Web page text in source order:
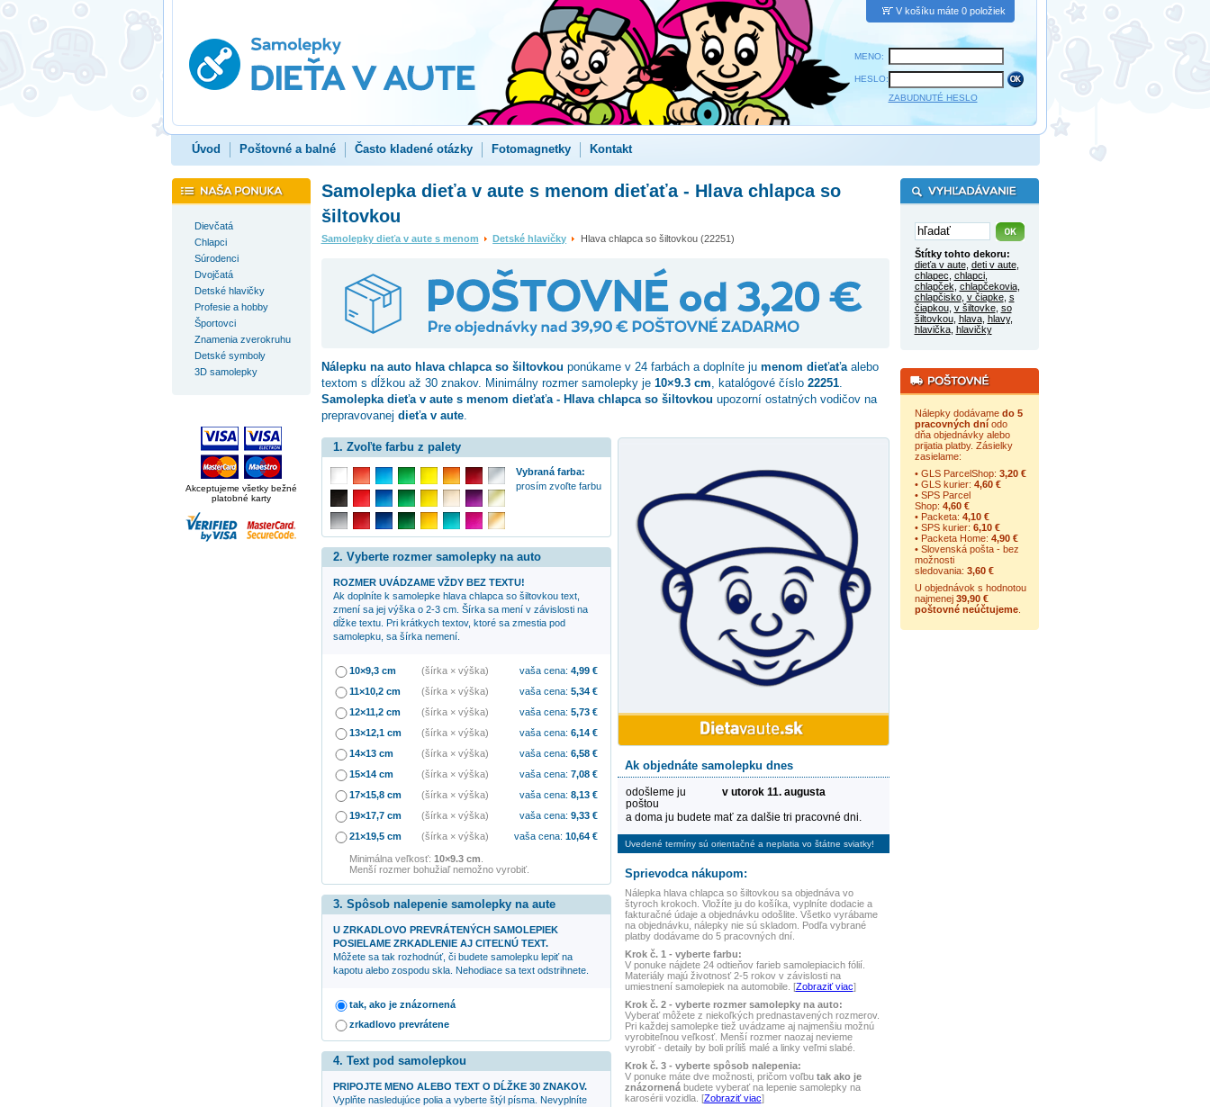
V košíku máte 0 položiek
MENO:
HESLO:
ZABUDNUTÉ HESLO
Úvod Poštovné a balné Často kladené otázky Fotomagnetky Kontakt
Dievčatá
Chlapci
Súrodenci
Dvojčatá
Detské hlavičky
Profesie a hobby
Športovci
Znamenia zverokruhu
Detské symboly
3D samolepky
Akceptujeme všetky bežné
platobné karty
Samolepka dieťa v aute s menom dieťaťa - Hlava chlapca so
šiltovkou
Samolepky dieťa v aute s menom Detské hlavičky Hlava chlapca so šiltovkou (22251)
Nálepku na auto hlava chlapca so šiltovkou ponúkame v 24 farbách a doplníte ju menom dieťaťaalebo
textom s dĺžkou až 30 znakov. Minimálny rozmer samolepky je 10×9.3 cm, katalógové číslo 22251.
Samolepka dieťa v aute s menom dieťaťa - Hlava chlapca so šiltovkou upozorní ostatných vodičov na
prepravovanej dieťa v aute.
Ak objednáte samolepku dnes
odošleme ju
poštou
v utorok 11. augusta
a doma ju budete mať za dalšie tri pracovné dni.
Uvedené termíny sú orientačné a neplatia vo štátne sviatky!
Sprievodca nákupom:
Nálepka hlava chlapca so šiltovkousa objednáva vo
štyroch krokoch. Vložíte ju do košíka, vyplníte dodacie a
fakturačné údaje a objednávku odošlite. Všetko vyrábame
na objednávku, nálepky nie sú skladom. Podľa vybrané
platby dodávame do 5 pracovných dní.
Krok č. 1 - vyberte farbu:
V ponuke nájdete 24 odtieňov farieb samolepiacich fólií.
Materiály majú životnosť 2-5 rokov v závislosti na
umiestnení samolepiek na automobile. [Zobraziť viac]
Krok č. 2 - vyberte rozmer samolepky na auto:
Vyberať môžete z niekoľkých prednastavených rozmerov.
Pri každej samolepke tiež uvádzame aj najmenšiu možnú
vyrobiteľnou veľkosť. Menší rozmer naozaj nevieme
vyrobiť - detaily by boli príliš malé a linky veľmi slabé.
Krok č. 3 - vyberte spôsob nalepenia:
V ponuke máte dve možnosti, pričom voľbu tak ako je
znázornená budete vyberať na lepenie samolepky na
karosérii vozidla. [Zobraziť viac]
1. Zvoľte farbu z palety
Vybraná farba:
prosím zvoľte farbu
2. Vyberte rozmer samolepky na auto
ROZMER UVÁDZAME VŽDY BEZ TEXTU!
Ak doplníte k samolepke hlava chlapca so šiltovkoutext,
zmení sa jej výška o 2-3 cm. Šírka sa mení v závislosti na
dĺžke textu. Pri krátkych textov, ktoré sa zmestia pod
samolepku, sa šírka nemení.
10×9,3 cm (šírka × výška) vaša cena: 4,99€
11×10,2 cm
(šírka × výška) vaša cena: 5,34€
12×11,2 cm
(šírka × výška) vaša cena: 5,73€
13×12,1 cm
(šírka × výška) vaša cena: 6,14€
14×13 cm
(šírka × výška) vaša cena: 6,58€
15×14 cm
(šírka × výška) vaša cena: 7,08€
17×15,8 cm
(šírka × výška) vaša cena: 8,13€
19×17,7 cm
(šírka × výška) vaša cena: 9,33€
21×19,5 cm
(šírka × výška) vaša cena: 10,64€
Minimálna veľkosť: 10×9.3 cm.
Menší rozmer bohužiaľ nemožno vyrobiť.
3. Spôsob nalepenie samolepky na aute
U ZRKADLOVO PREVRÁTENÝCH SAMOLEPIEK
POSIELAME ZRKADLENIE AJ CITEĽNÚ TEXT.
Môžete sa tak rozhodnúť, či budete samolepku lepiť na
kapotu alebo zospodu skla. Nehodiace sa text odstrihnete.
tak, ako je znázornená
zrkadlovo prevrátene
4. Text pod samolepkou
PRIPOJTE MENO ALEBO TEXT O DĹŽKE 30 ZNAKOV.
Vyplňte nasledujúce polia a vyberte štýl písma. Nevyplníte
Štítky tohto dekoru:
dieťa v aute, deti v aute,
chlapec chlapci,
chlapček chlapčekovia,
chlapčisko, v čiapke, s
čiapkou, v šiltovke, so
šiltovkou, hlava, hlavy,
hlavička, hlavičky
Nálepky dodávame do 5
pracovných dníodo
dňa objednávky alebo
prijatia platby. Zásielky
zasielame:
• GLS ParcelShop: 3,20 €
• GLS kurier: 4,60 €
• SPS Parcel
Shop: 4,60 €
• Packeta: 4,10 €
• SPS kurier: 6,10 €
• Packeta Home: 4,90 €
• Slovenská pošta - bez
možnosti
sledovania: 3,60 €
U objednávok s hodnotou
najmenej 39,90 €
poštovné neúčtujeme.